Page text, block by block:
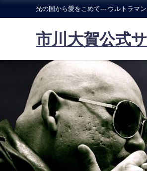
光の国から愛をこめて--- ウルトラマ
市川大賀公式